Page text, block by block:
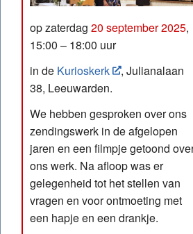
op zaterdag 20 september 2025,
15:00 – 18:00 uur
in de Kurioskerk
, Julianalaan
38, Leeuwarden.
We hebben gesproken over ons
zendingswerk in de afgelopen
jaren en een filmpje getoond
ons werk. Na afloop was er
gelegenheid tot het stellen van
vragen en voor ontmoeting met
een hapje en een drankje.